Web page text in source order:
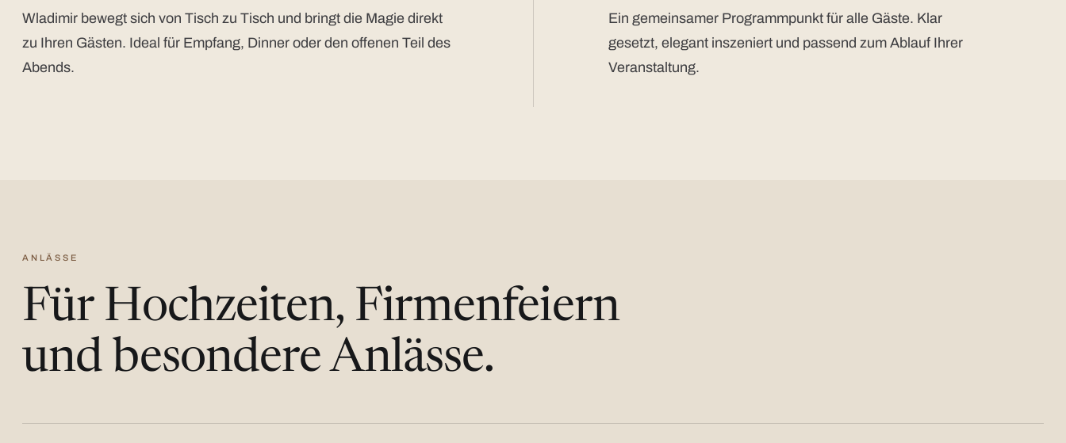
Wladimir bewegt sich von Tisch zu Tisch und bringt die Magie direkt
zu Ihren Gästen. Ideal für Empfang, Dinner oder den offenen Teil des
Abends.
Ein gemeinsamer Programmpunkt für alle Gäste. Klar
gesetzt, elegant inszeniert und passend zum Ablauf Ihrer
Veranstaltung.
ANLÄSSE
Für Hochzeiten, Firmenfeiern
und besondere Anlässe.